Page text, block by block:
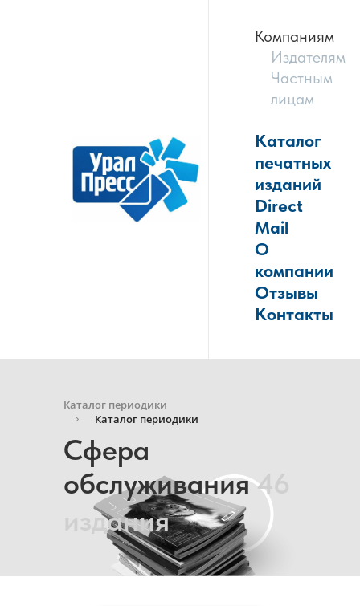
Компаниям
Издателям
Частным
лицам
Каталог
печатных
изданий
Direct
Mail
О
компании
Отзывы
Контакты
Каталог периодики
Каталог периодики
Сфера
обслуживания46
издания